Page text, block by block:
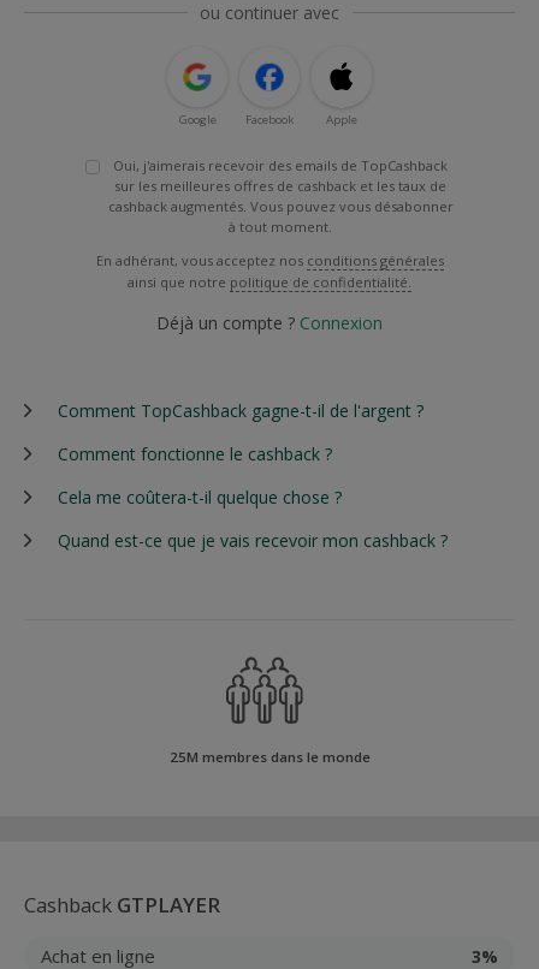
ou continuer avec
Google Facebook Apple
Oui, j'aimerais recevoir des emails de TopCashback
sur les meilleures offres de cashback et les taux de
cashback augmentés. Vous pouvez vous désabonner
à tout moment.
En adhérant, vous acceptez nos conditions générales
ainsi que notre politique de confidentialité.
Déjà un compte ? Connexion
Comment TopCashback gagne-t-il de l'argent ?
Comment fonctionne le cashback ?
Cela me coûtera-t-il quelque chose ?
Quand est-ce que je vais recevoir mon cashback ?
25M membres dans le monde
Cashback GTPLAYER
Achat en ligne 3%